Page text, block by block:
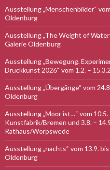
Ausstellung „Menschenbilder“
Oldenburg
Ausstellung „The Weight of
Galerie Oldenburg
Ausstellung „Bewegung.
Druckkunst 2026“ vom 1.2. –
Ausstellung „Übergänge“ vom
Oldenburg
Ausstellung „Moor ist…“ vom
Kunstfabrik/Bremen und 3.8. –
Rathaus/Worpswede
Ausstellung „nachts“ vom 13.9.
Oldenburg